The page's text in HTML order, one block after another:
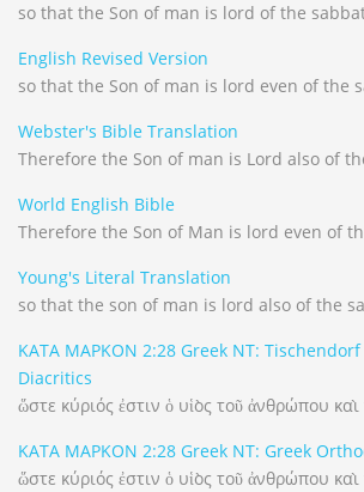
so that the Son of man is lord of the
English Revised Version
so that the Son of man is lord even of the
Webster's Bible Translation
Therefore the Son of man is Lord also of
World English Bible
Therefore the Son of Man is lord even of
Young's Literal Translation
so that the son of man is lord also of the
ΚΑΤΑ ΜΑΡΚΟΝ 2:28 Greek NT:
Diacritics
ὥστε κύριός ἐστιν ὁ υἱὸς τοῦ ἀνθρώπου
ΚΑΤΑ ΜΑΡΚΟΝ 2:28 Greek NT: Greek
ὥστε κύριός ἐστιν ὁ υἱὸς τοῦ ἀνθρώπου